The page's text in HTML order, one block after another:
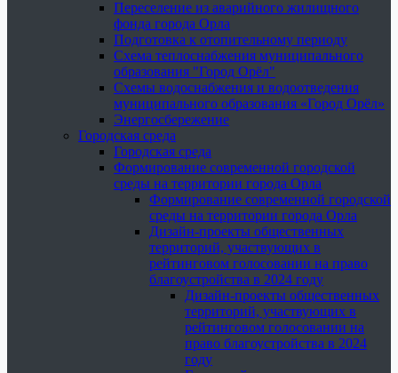
Переселение из аварийного жилищного
фонда города Орла
Подготовка к отопительному периоду
Схема теплоснабжения муниципального
образования "Город Орёл"
Схемы водоснабжения и водоотведения
муниципального образования «Город Орёл»
Энергосбережение
Городская среда
Городская среда
Формирование современной городской
среды на территории города Орла
Формирование современной городской
среды на территории города Орла
Дизайн-проекты общественных
территорий, участвующих в
рейтинговом голосовании на право
благоустройства в 2024 году
Дизайн-проекты общественных
территорий, участвующих в
рейтинговом голосовании на
право благоустройства в 2024
году